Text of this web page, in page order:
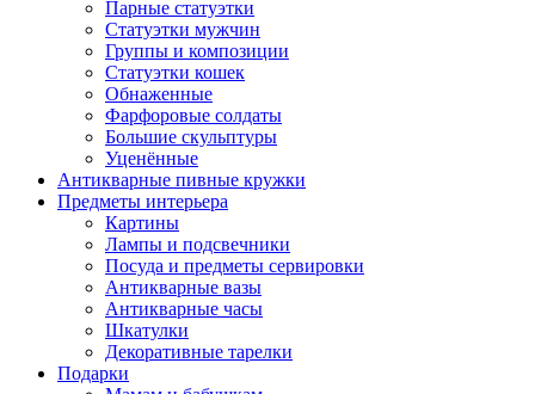
Парные статуэтки
Статуэтки мужчин
Группы и композиции
Статуэтки кошек
Обнаженные
Фарфоровые солдаты
Большие скульптуры
Уценённые
Антикварные пивные кружки
Предметы интерьера
Картины
Лампы и подсвечники
Посуда и предметы сервировки
Антикварные вазы
Антикварные часы
Шкатулки
Декоративные тарелки
Подарки